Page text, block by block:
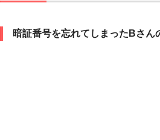
暗証番号を忘れてしまったBさん